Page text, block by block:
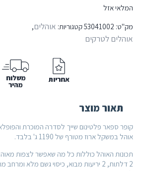
קטגוריות:אוהלים,
משלוח
מהיר
קניה
בטוחה
מוצר
פלטינום שייך לסדרה המוכרת והפופלארית של ביג
מטורף של 1190 ג' בלבד.
תכונות האוהל כוללות כל מה שאפשר לצפות
2 דלתות, 2 יריעות מבוא, כיסוי גשם מלא ומרחב מחיה פנימי